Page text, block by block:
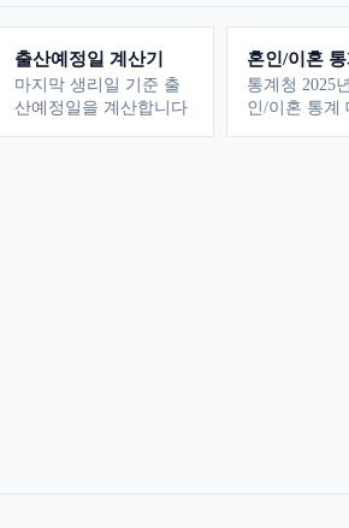
출산예정일 계산기
마지막 생리일 기준 출
산예정일을 계산합니다
혼인/이혼 통
통계청 2025
인/이혼 통계